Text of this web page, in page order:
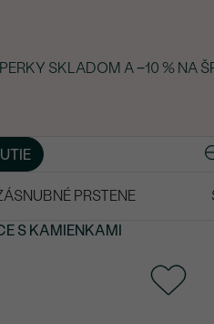
SKLADOM A −10 % NA
PRSTENE
S KAMIENKAMI